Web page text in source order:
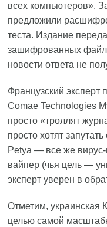
всех компьютеров».
предложили
теста. Издание
зашифрованных
новости ответа не
Французский эксперт
Comae Technologies
просто «троллят
просто хотят
Petya — все же
вайпер (чья цель —
эксперт уверен в
Отметим, украинская
целью самой